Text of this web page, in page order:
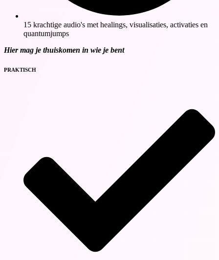
15 krachtige audio's met healings, visualisaties, activaties en
quantumjumps
Hier mag je thuiskomen in wie je bent
PRAKTISCH